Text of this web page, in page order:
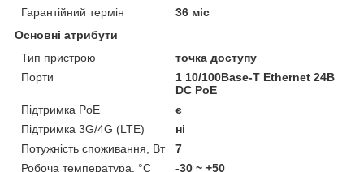
Гарантійний термін
36 міс
Основні атрибути
Тип пристрою
точка доступу
Порти
1 10/100Base-T Ethernet 24В
DC PoE
Підтримка PoE
є
Підтримка 3G/4G (LTE)
ні
Потужність споживання, Вт
7
Робоча температура, °C
-30 ~ +50